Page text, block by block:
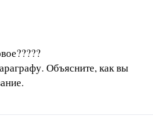
Объясните, как вы